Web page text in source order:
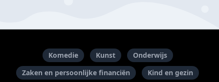
Komedie Kunst
Onderwijs
Zaken en persoonlijke financiën
Kind en gezin